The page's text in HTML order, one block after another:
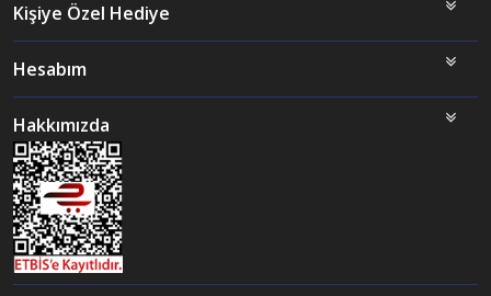
Kişiye Özel Hediye
Hesabım
Hakkımızda